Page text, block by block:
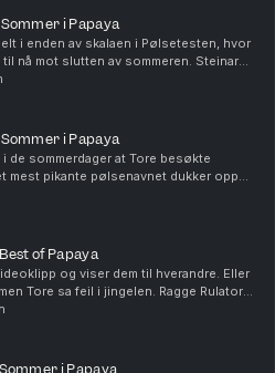
i Papaya
i enden av skalaen i Pølsetesten, hvor
til nå mot slutten av sommeren. Steinar
66 og blir nesten drept. Det er
i Papaya
de sommerdager at Tore besøkte
mest pikante pølsenavnet dukker opp
fryseren. Yes.
of Papaya
og viser dem til hverandre. Eller
Tore sa feil i jingelen. Ragge Rulator
Steinar utsettes for på-bekostnings-
i Papaya